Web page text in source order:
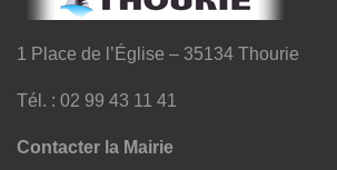
1 Place de l’Église – 35134 Thourie
Tél. : 02 99 43 11 41
Contacter la Mairie